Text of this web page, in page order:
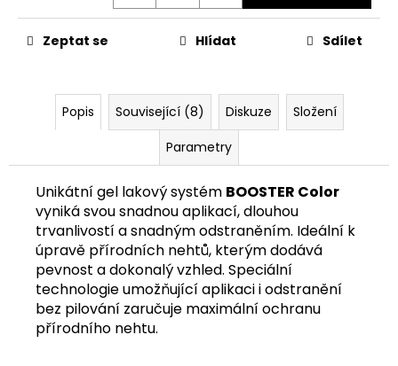
Zeptat se Hlídat Sdílet
Popis Související (8) Diskuze
Složení
Parametry
Unikátní gel lakový systém BOOSTER Color
vyniká svou snadnou aplikací, dlouhou
trvanlivostí a snadným odstraněním. Ideální k
úpravě přírodních nehtů, kterým dodává
pevnost a dokonalý vzhled. Speciální
technologie umožňující aplikaci i odstranění
bez pilování zaručuje maximální ochranu
přírodního nehtu.
č
u